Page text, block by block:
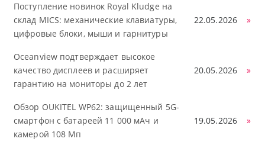
Поступление новинок Royal Kludge на
склад MICS: механические клавиатуры,
цифровые блоки, мыши и гарнитуры
22.05.2026 »
Oceanview подтверждает высокое
качество дисплеев и расширяет
гарантию на мониторы до 2 лет
20.05.2026 »
Обзор OUKITEL WP62: защищенный 5G-
смартфон с батареей 11 000 мАч и
камерой 108 Мп
19.05.2026 »